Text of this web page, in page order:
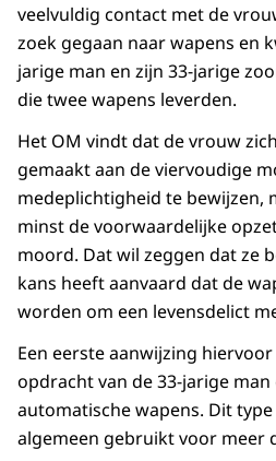
veelvuldig contact met de
zoek gegaan naar wapens en
jarige man en zijn 33-jarige
die twee wapens leverden.
Het OM vindt dat de vrouw
gemaakt aan de viervoudige
medeplichtigheid te bewijzen,
minst de voorwaardelijke
moord. Dat wil zeggen dat ze
kans heeft aanvaard dat de
worden om een levensdelict
Een eerste aanwijzing
opdracht van de 33-jarige
automatische wapens. Dit
algemeen gebruikt voor meer